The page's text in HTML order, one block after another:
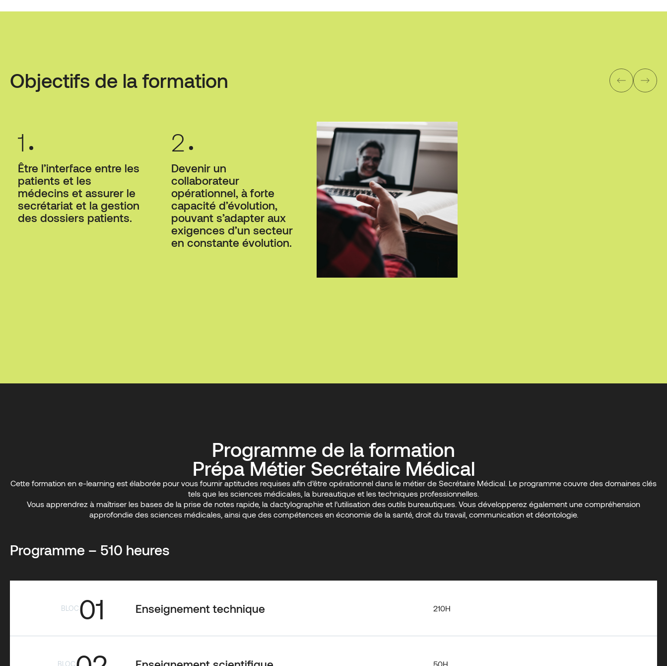
Objectifs de la formation
1
Être l’interface entre les
patients et les
médecins et assurer le
secrétariat et la gestion
des dossiers patients.
2
Devenir un
collaborateur
opérationnel, à forte
capacité d’évolution,
pouvant s’adapter aux
exigences d’un secteur
en constante évolution.
Programme de la formation
Prépa Métier Secrétaire Médical
Cette formation en e-learning est élaborée pour vous fournir aptitudes requises afin d’être opérationnel dans le métier de Secrétaire Médical. Le programme couvre des domaines clés
tels que les sciences médicales, la bureautique et les techniques professionnelles.
Vous apprendrez à maîtriser les bases de la prise de notes rapide, la dactylographie et l’utilisation des outils bureautiques. Vous développerez également une compréhension
approfondie des sciences médicales, ainsi que des compétences en économie de la santé, droit du travail, communication et déontologie.
Programme – 510 heures
BLOC01 Enseignement technique 210H
BLOC 50H